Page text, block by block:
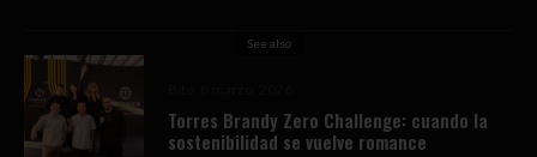
See also
Torres Brandy Zero Challenge: cuando la
sostenibilidad se vuelve romance